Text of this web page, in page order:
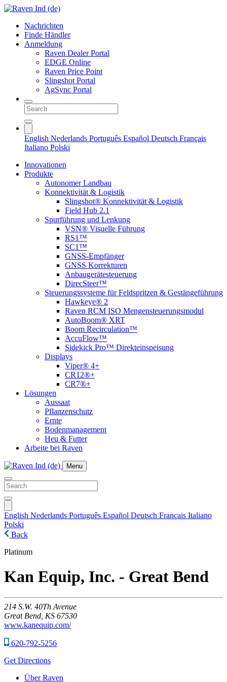
Nachrichten
Finde Händler
Anmeldung
Raven Dealer Portal
EDGE Online
Raven Price Point
Slingshot Portal
AgSync Portal
English Nederlands Português Español Deutsch Français
Italiano Polski
Innovationen
Produkte
Autonomer Landbau
Konnektivität & Logistik
Slingshot® Konnektivität & Logistik
Field Hub 2.1
Spurführung und Lenkung
VSN® Visuelle Führung
RS1™
SC1™
GNSS-Empfänger
GNSS Korrekturen
Anbaugerätesteuerung
DirecSteer™
Steuerungssysteme für Feldspritzen & Gestängeführung
Hawkeye® 2
Raven RCM ISO Mengensteuerungsmodul
AutoBoom® XRT
Boom Recirculation™
AccuFlow™
Sidekick Pro™ Direkteinspeisung
Displays
Viper® 4+
CR12®+
CR7®+
Lösungen
Aussaat
Pflanzenschutz
Ernte
Bodenmanagement
Heu & Futter
Arbeite bei Raven
Menu
English Nederlands Português Español Deutsch Français Italiano
Polski
Back
Platinum
Kan Equip, Inc. - Great Bend
214 S.W. 40Th Avenue
Great Bend, KS 67530
www.kanequip.com/
620-792-5256
Get Directions
Über Raven